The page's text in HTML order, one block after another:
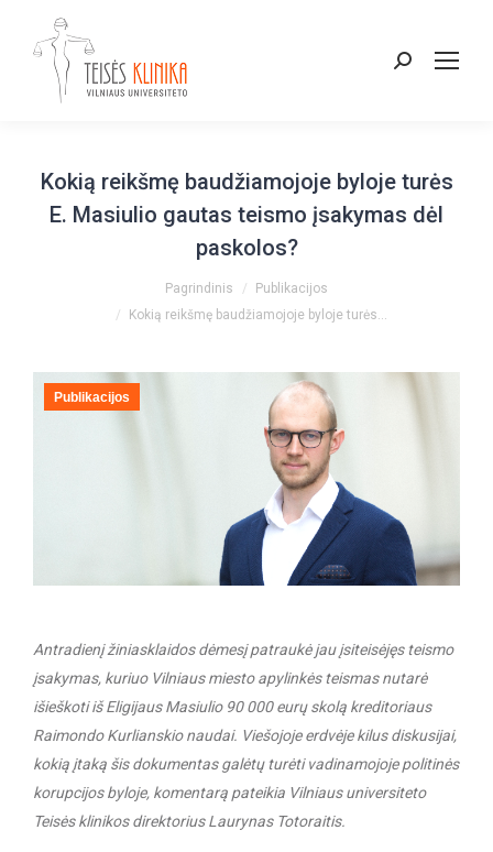
Paieška:
Kokią reikšmę baudžiamojoje byloje turės
E. Masiulio gautas teismo įsakymas dėl
paskolos?
Pagrindinis
Publikacijos
Kokią reikšmę baudžiamojoje byloje turės…
Publikacijos
Antradienį žiniasklaidos dėmesį patraukė jau įsiteisėjęs teismo
įsakymas, kuriuo Vilniaus miesto apylinkės teismas nutarė
išieškoti iš Eligijaus Masiulio 90 000 eurų skolą kreditoriaus
Raimondo Kurlianskio naudai. Viešojoje erdvėje kilus diskusijai,
kokią įtaką šis dokumentas galėtų turėti vadinamojoje politinės
korupcijos byloje, komentarą pateikia Vilniaus universiteto
Teisės klinikos direktorius Laurynas Totoraitis.